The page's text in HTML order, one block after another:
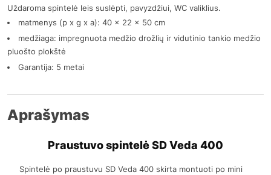
Uždaroma spintelė leis suslėpti, pavyzdžiui, WC valiklius.
matmenys (p x g x a): 40 x 22 x 50 cm
medžiaga: impregnuota medžio drožlių ir vidutinio tankio medžio
pluošto plokštė
Garantija: 5 metai
Aprašymas
Praustuvo spintelė SD Veda 400
Spintelė po praustuvu SD Veda 400 skirta montuoti po mini